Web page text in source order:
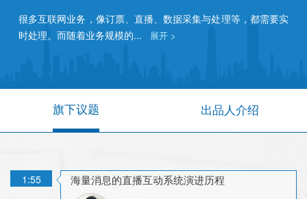
很多互联网业务，像订票、直播、数据采集与处理等，都需要实
时处理。而随着业务规模的... 展开 >
旗下议题 出品人介绍
1:55
海量消息的直播互动系统演进历程